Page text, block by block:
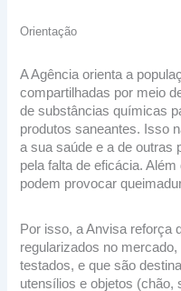
Orientação
A Agência orienta a
compartilhadas por meio
de substâncias químicas
produtos saneantes. Isso
a sua saúde e a de outras
pela falta de eficácia.
podem provocar
Por isso, a Anvisa reforça
regularizados no
testados, e que são
utensílios e objetos